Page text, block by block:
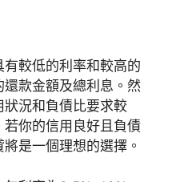
較低的利率和較高的
款金額及總利息。然
況和負債比要求較
你的信用良好且負債
是一個理想的選擇。